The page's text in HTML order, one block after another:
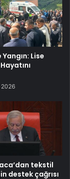
Lise
2026
tekstil
destek çağrısı